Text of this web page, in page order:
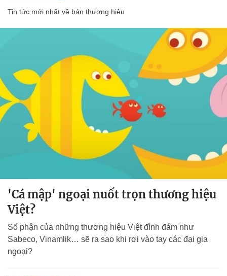
Tin tức mới nhất về bán thương hiệu
'Cá mập' ngoại nuốt trọn thương hiệu
Việt?
Số phận của những thương hiệu Việt đình đám như
Sabeco, Vinamlik… sẽ ra sao khi rơi vào tay các đại gia
ngoại?